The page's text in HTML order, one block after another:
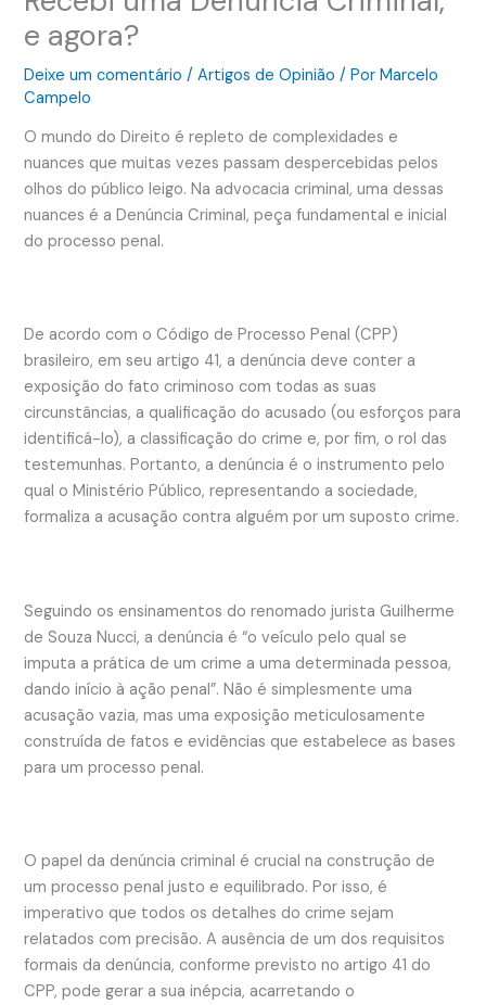
e agora?
Deixe um comentário /Artigos de Opinião / PorMarcelo
Campelo
O mundo do Direito é repleto de complexidades e
nuances que muitas vezes passam despercebidas pelos
olhos do público leigo. Na advocacia criminal, uma dessas
nuances é a Denúncia Criminal, peça fundamental e inicial
do processo penal.
De acordo com o Código de Processo Penal (CPP)
brasileiro, em seu artigo 41, a denúncia deve conter a
exposição do fato criminoso com todas as suas
circunstâncias, a qualificação do acusado (ou esforços para
identificá-lo), a classificação do crime e, por fim, o rol das
testemunhas. Portanto, a denúncia é o instrumento pelo
qual o Ministério Público, representando a sociedade,
formaliza a acusação contra alguém por um suposto crime.
Seguindo os ensinamentos do renomado jurista Guilherme
de Souza Nucci, a denúncia é “o veículo pelo qual se
imputa a prática de um crime a uma determinada pessoa,
dando início à ação penal”. Não é simplesmente uma
acusação vazia, mas uma exposição meticulosamente
construída de fatos e evidências que estabelece as bases
para um processo penal.
O papel da denúncia criminal é crucial na construção de
um processo penal justo e equilibrado. Por isso, é
imperativo que todos os detalhes do crime sejam
relatados com precisão. A ausência de um dos requisitos
formais da denúncia, conforme previsto no artigo 41 do
CPP, pode gerar a sua inépcia, acarretando o